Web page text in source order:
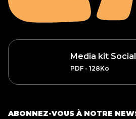
Media kit
PDF - 128Ko
ABONNEZ-VOUS À NOTRE